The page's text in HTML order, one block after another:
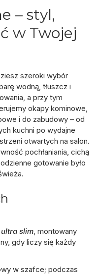
– styl,
w Twojej
szeroki wybór
wodną, tłuszcz i
a przy tym
okapy kominowe,
i do zabudowy – od
kuchni po wydajne
otwartych na salon.
pochłaniania, cichą
gotowanie było
ultra slim, montowany
gdy liczy się każdy
w szafce; podczas